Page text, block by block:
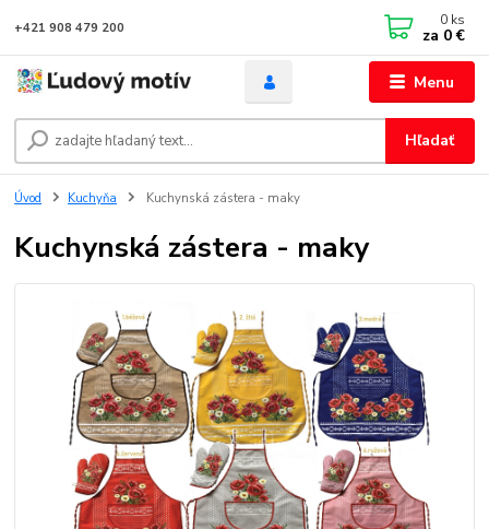
Menu
Hľadať
+421 908 479 200 0 ks
za 0 €
Úvod Kuchyňa Kuchynská zástera - maky
Kuchynská zástera - maky